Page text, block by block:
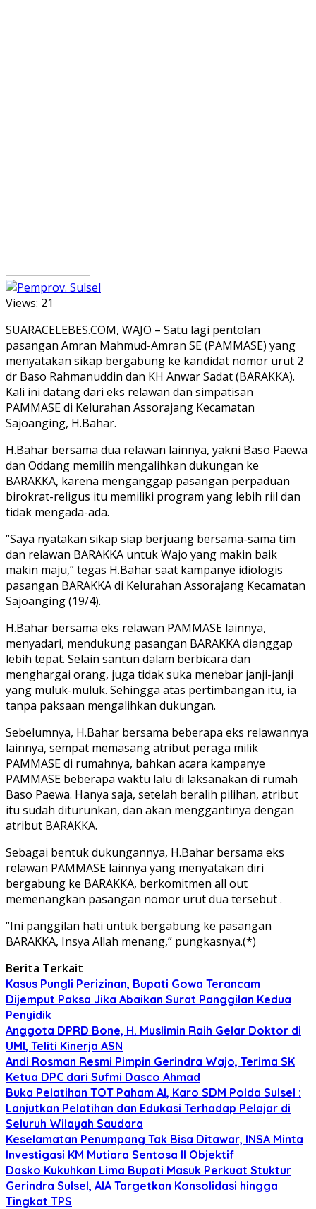
Views: 21
SUARACELEBES.COM, WAJO – Satu lagi pentolan
pasangan Amran Mahmud-Amran SE (PAMMASE) yang
menyatakan sikap bergabung ke kandidat nomor urut 2
dr Baso Rahmanuddin dan KH Anwar Sadat (BARAKKA).
Kali ini datang dari eks relawan dan simpatisan
PAMMASE di Kelurahan Assorajang Kecamatan
Sajoanging, H.Bahar.
H.Bahar bersama dua relawan lainnya, yakni Baso Paewa
dan Oddang memilih mengalihkan dukungan ke
BARAKKA, karena menganggap pasangan perpaduan
birokrat-religus itu memiliki program yang lebih riil dan
tidak mengada-ada.
“Saya nyatakan sikap siap berjuang bersama-sama tim
dan relawan BARAKKA untuk Wajo yang makin baik
makin maju,” tegas H.Bahar saat kampanye idiologis
pasangan BARAKKA di Kelurahan Assorajang Kecamatan
Sajoanging (19/4).
H.Bahar bersama eks relawan PAMMASE lainnya,
menyadari, mendukung pasangan BARAKKA dianggap
lebih tepat. Selain santun dalam berbicara dan
menghargai orang, juga tidak suka menebar janji-janji
yang muluk-muluk. Sehingga atas pertimbangan itu, ia
tanpa paksaan mengalihkan dukungan.
Sebelumnya, H.Bahar bersama beberapa eks relawannya
lainnya, sempat memasang atribut peraga milik
PAMMASE di rumahnya, bahkan acara kampanye
PAMMASE beberapa waktu lalu di laksanakan di rumah
Baso Paewa. Hanya saja, setelah beralih pilihan, atribut
itu sudah diturunkan, dan akan menggantinya dengan
atribut BARAKKA.
Sebagai bentuk dukungannya, H.Bahar bersama eks
relawan PAMMASE lainnya yang menyatakan diri
bergabung ke BARAKKA, berkomitmen all out
memenangkan pasangan nomor urut dua tersebut .
“Ini panggilan hati untuk bergabung ke pasangan
BARAKKA, Insya Allah menang,” pungkasnya.(*)
Berita Terkait
Kasus Pungli Perizinan, Bupati Gowa Terancam
Dijemput Paksa Jika Abaikan Surat Panggilan Kedua
Penyidik
Anggota DPRD Bone, H. Muslimin Raih Gelar Doktor di
UMI, Teliti Kinerja ASN
Andi Rosman Resmi Pimpin Gerindra Wajo, Terima SK
Ketua DPC dari Sufmi Dasco Ahmad
Buka Pelatihan TOT Paham AI, Karo SDM Polda Sulsel :
Lanjutkan Pelatihan dan Edukasi Terhadap Pelajar di
Seluruh Wilayah Saudara
Keselamatan Penumpang Tak Bisa Ditawar, INSA Minta
Investigasi KM Mutiara Sentosa II Objektif
Dasko Kukuhkan Lima Bupati Masuk Perkuat Stuktur
Gerindra Sulsel, AIA Targetkan Konsolidasi hingga
Tingkat TPS